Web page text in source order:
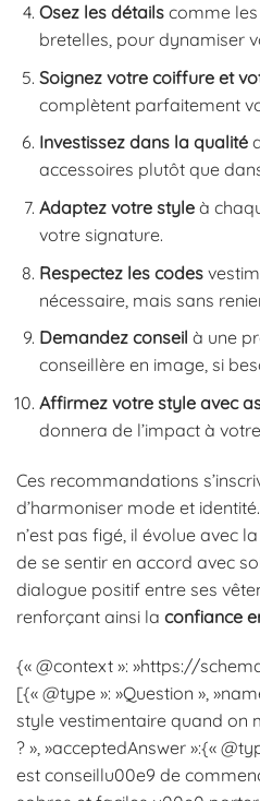
Osez les détailscomme les
bretelles, pour dynamiser
Soignez votre coiffure et
complètent parfaitement
Investissez dans la qualité
accessoires plutôt que
Adaptez votre styleà
votre signature.
Respectez les codes
nécessaire, mais sans
Demandez conseil à une
conseillère en image, si
Affirmez votre style avec
donnera de l’impact à
Ces recommandations
d’harmoniser mode et
n’est pas figé, il évolue avec
de se sentir en accord avec
dialogue positif entre ses
renforçant ainsi la confiance
{« @context »: »https://
[{« @type »: »Question »,
style vestimentaire quand on
? », »acceptedAnswer »:{«
est conseillu00e9 de